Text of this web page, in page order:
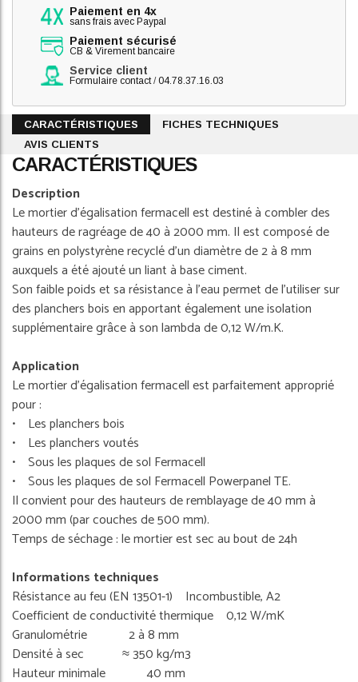
Paiement en 4x
sans frais avec Paypal
Paiement sécurisé
CB & Virement bancaire
Service client
Formulaire contact/04.78.37.16.03
CARACTÉRISTIQUES
FICHES TECHNIQUES
AVIS CLIENTS
CARACTÉRISTIQUES
Description
Le mortier d’égalisation fermacell est destiné à combler des
hauteurs de ragréage de 40 à 2000 mm. Il est composé de
grains en polystyrène recyclé d’un diamètre de 2 à 8 mm
auxquels a été ajouté un liant à base ciment.
Son faible poids et sa résistance à l’eau permet de l’utiliser sur
des planchers bois en apportant également une isolation
supplémentaire grâce à son lambda de 0,12 W/m.K.
Application
Le mortier d'égalisation fermacell est parfaitement approprié
pour :
• Les planchers bois
• Les planchers voutés
• Sous les plaques de sol Fermacell
• Sous les plaques de sol Fermacell Powerpanel TE.
Il convient pour des hauteurs de remblayage de 40 mm à
2000 mm (par couches de 500 mm).
Temps de séchage : le mortier est sec au bout de 24h
Informations techniques
Résistance au feu (EN 13501-1) Incombustible, A2
Coefficient de conductivité thermique 0,12 W/mK
Granulométrie 2 à 8 mm
Densité à sec ≈ 350 kg/m3
Hauteur minimale 40 mm